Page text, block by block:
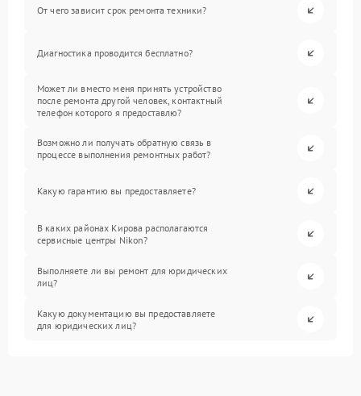
От чего зависит срок ремонта техники?
Диагностика проводится бесплатно?
Может ли вместо меня принять устройство
после ремонта другой человек, контактный
телефон которого я предоставлю?
Возможно ли получать обратную связь в
процессе выполнения ремонтных работ?
Какую гарантию вы предоставляете?
В каких районах Кирова располагаются
сервисные центры Nikon?
Выполняете ли вы ремонт для юридических
лиц?
Какую документацию вы предоставляете
для юридических лиц?